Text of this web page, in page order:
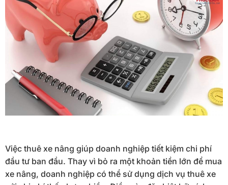
Việc thuê xe nâng giúp doanh nghiệp tiết kiệm chi phí
đầu tư ban đầu. Thay vì bỏ ra một khoản tiền lớn để mua
xe nâng, doanh nghiệp có thể sử dụng dịch vụ thuê xe